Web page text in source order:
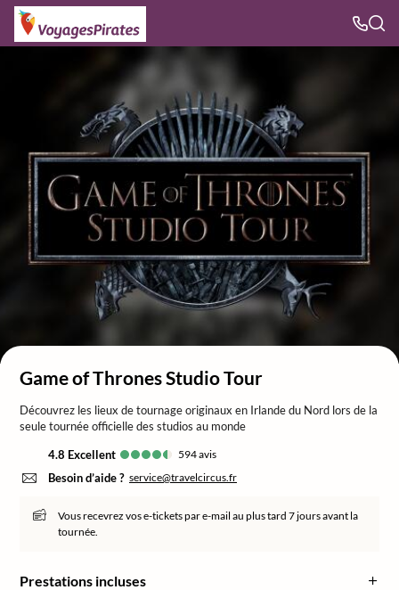
Game of Thrones Studio Tour
Découvrez les lieux de tournage originaux en Irlande du Nord lors de la
seule tournée officielle des studios au monde
4.8
excellent 594avis
Besoin d’aide ? service@travelcircus.fr
Vous recevrez vos e-tickets par e-mail au plus tard 7 jours avant la
tournée.
Prestations incluses